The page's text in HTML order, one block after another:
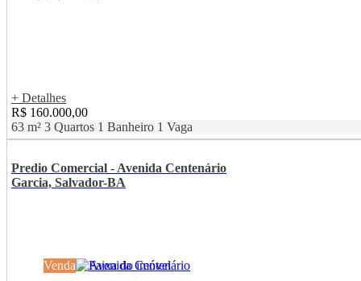
+ Detalhes
R$ 160.000,00
63 m² 3 Quartos 1 Banheiro 1 Vaga
Predio Comercial - Avenida Centenário
Garcia, Salvador-BA
Venda